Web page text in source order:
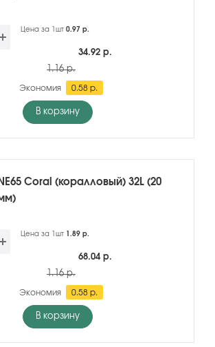
Цена за 1шт 0.97 р.
34.92 р.
1.16 р.
Экономия 0.58 р.
В корзину
NE65 Coral (коралловый) 32L (20
Цена за 1шт 1.89 р.
68.04 р.
1.16 р.
Экономия 0.58 р.
В корзину